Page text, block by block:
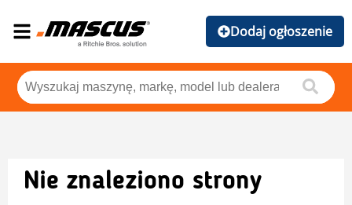
Dodaj ogłoszenie
Nie znaleziono strony